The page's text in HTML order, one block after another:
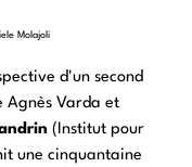
Molajoli
d'un second
Agnès Varda et
(Institut pour
une cinquantaine